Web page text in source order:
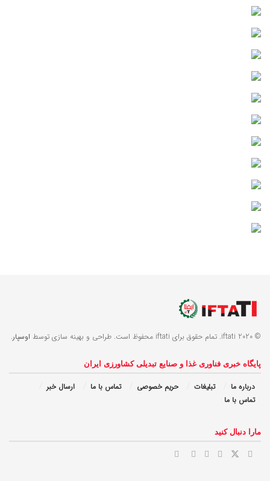
© 2020 iftati. تمام حقوق برای iftati محفوظ است. طراحی و بهینه سازی توسط اوسپار.
پایگاه خبری فناوری غذا و صنایع تبدیلی کشاورزی ایران
درباره ما تبلیغات حریم خصوصی تماس با ما
ارسال خبر
تماس با ما
مارا دنبال کنید